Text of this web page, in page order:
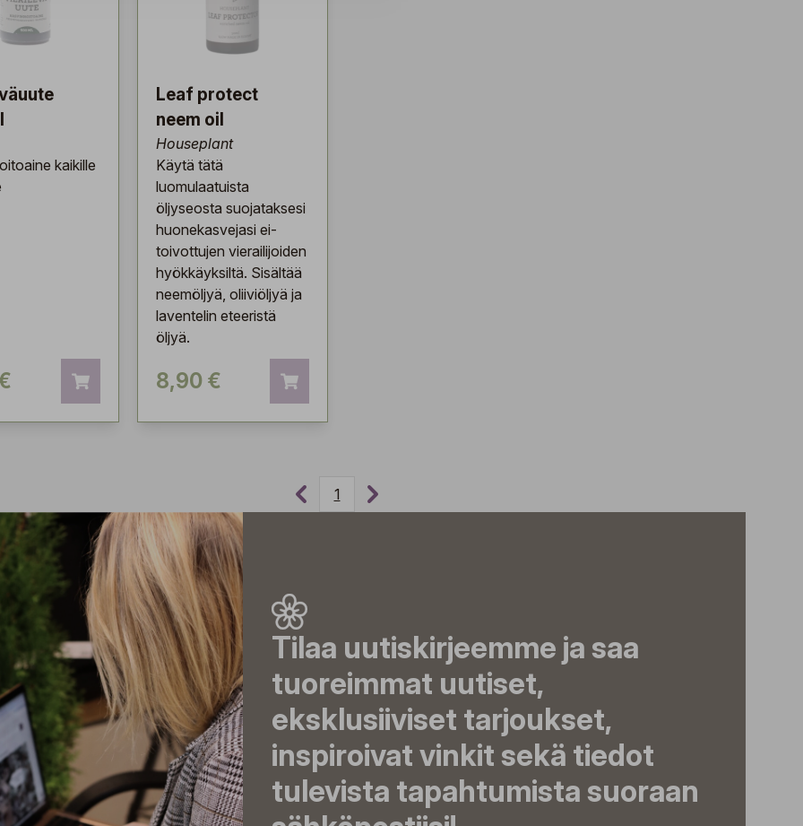
kaikille
Leaf protect
neem oil
Houseplant
Käytä tätä
luomulaatuista
öljyseosta suojataksesi
huonekasvejasi ei-
toivottujen vierailijoiden
hyökkäyksiltä. Sisältää
neemöljyä, oliiviöljyä ja
laventelin eteeristä
öljyä.
8,90 €
1
Tilaa uutiskirjeemme ja saa
tuoreimmat uutiset,
eksklusiiviset tarjoukset,
inspiroivat vinkit sekä tiedot
tulevista tapahtumista suoraan